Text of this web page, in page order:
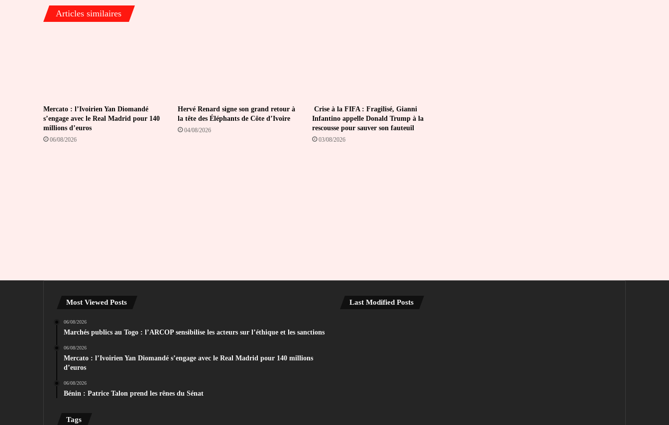
poursuite
des
Articles similaires
Mercato : l’Ivoirien Yan Diomandé
s’engage avec le Real Madrid pour 140
millions d’euros
06/08/2026
Hervé Renard signe son grand retour à
la tête des Éléphants de Côte d’Ivoire
04/08/2026
Crise à la FIFA : Fragilisé, Gianni
Infantino appelle Donald Trump à la
rescousse pour sauver son fauteuil
03/08/2026
Most Viewed Posts
06/08/2026
Marchés publics au Togo : l’ARCOP sensibilise les acteurs sur l’éthique et les sanctions
06/08/2026
Mercato : l’Ivoirien Yan Diomandé s’engage avec le Real Madrid pour 140 millions
d’euros
06/08/2026
Bénin : Patrice Talon prend les rênes du Sénat
Tags
Last Modified Posts